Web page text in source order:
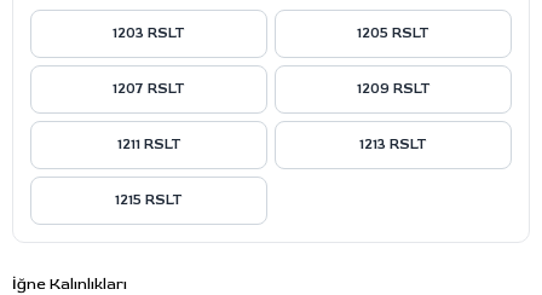
1203 RSLT 1205 RSLT
1207 RSLT 1209 RSLT
1211 RSLT 1213 RSLT
1215 RSLT
İğne Kalınlıkları